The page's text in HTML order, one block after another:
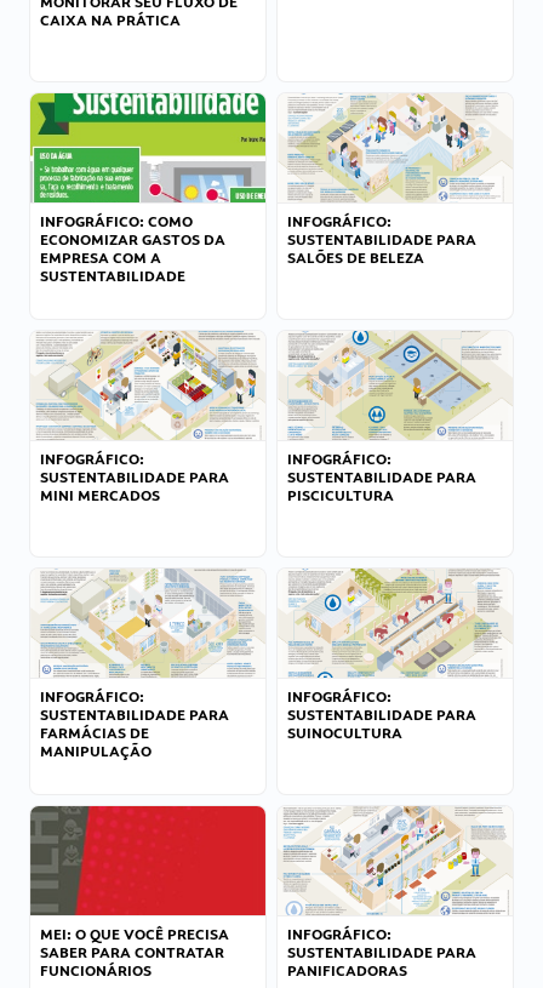
CAIXA NA PRÁTICA
INFOGRÁFICO: COMO
ECONOMIZAR GASTOS DA
EMPRESA COM A
SUSTENTABILIDADE
INFOGRÁFICO:
SUSTENTABILIDADE PARA
SALÕES DE BELEZA
INFOGRÁFICO:
SUSTENTABILIDADE PARA
MINI MERCADOS
INFOGRÁFICO:
SUSTENTABILIDADE PARA
PISCICULTURA
INFOGRÁFICO:
SUSTENTABILIDADE PARA
FARMÁCIAS DE
MANIPULAÇÃO
INFOGRÁFICO:
SUSTENTABILIDADE PARA
SUINOCULTURA
MEI: O QUE VOCÊ PRECISA
SABER PARA CONTRATAR
FUNCIONÁRIOS
INFOGRÁFICO:
SUSTENTABILIDADE PARA
PANIFICADORAS